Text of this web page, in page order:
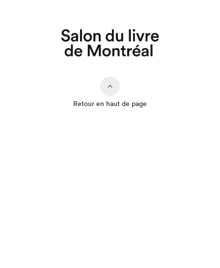
Retour en haut de page